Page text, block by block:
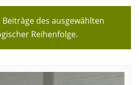
des ausgewählten
Reihenfolge.